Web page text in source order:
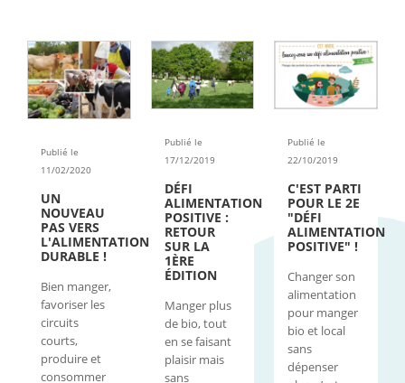
Publié le
11/02/2020
UN
NOUVEAU
PAS VERS
L'ALIMENTATION
DURABLE !
Bien manger,
favoriser les
circuits
courts,
produire et
consommer
Publié le
17/12/2019
DÉFI
ALIMENTATION
POSITIVE :
RETOUR
SUR LA
1ÈRE
ÉDITION
Manger plus
de bio, tout
en se faisant
plaisir mais
sans
Publié le
22/10/2019
C'EST PARTI
POUR LE 2E
"DÉFI
ALIMENTATION
POSITIVE" !
Changer son
alimentation
pour manger
bio et local
sans
dépenser